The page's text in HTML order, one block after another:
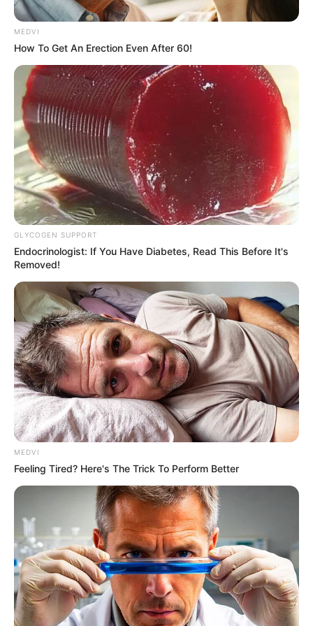
રાજ્યમાં સતત આપઘાતની ઘટનાઓમાં સતત વધારો
થઈ રહ્યો છે. તેને લઈને સતત ઘટનાઓ સામે આવતી
રહે છે. જ્યારે આજે આવી જ એક બાબત સુરત
શહેરથી સામે આવી છે. સુરત શહેર પોલીસના ત્રાસથી
શ્રમજીવી દ્વારા આપઘાત કરવામાં આવ્યો હોવાનો
મામલો સામે આવ્યો છે. બીજાના નાણાંની વસુલાત માટે
શ્રમજીવીને ત્રાસ આપવામાં આવી રહ્યો હતો.
શ્રમજીવીના આપઘાતને લઈને પરિવાર શોકમાં મોંજુ
ફરી વળ્યું છે.
જાણકારી મુજબ, સુરતના પાલ સ્થિત સુમનછાયા
એપાર્ટમેન્ટમાં પરિવાર સાથે રહેનાર શ્રમજીવી કિશોર
મનસુખ ગોહિલ દ્વારા આપઘાત કરી લેવામાં આવ્યો છે.
આપઘાત કરતા પહેલા કિશોર ગોહિલ દ્વારા સુસાઈડ નોટ
લખવામાં આવી હતી. તેમના દ્વારા પોલીસ પર ગંભીર
આપોપ લગાવવામાં આવ્યાં છે. 50 હજારના બદલમાં
MEDVI
How To Get An Erection Even After 60!
GLYCOGEN SUPPORT
Endocrinologist: If You Have Diabetes, Read This Before It's
Removed!
MEDVI
Feeling Tired? Here's The Trick To Perform Better